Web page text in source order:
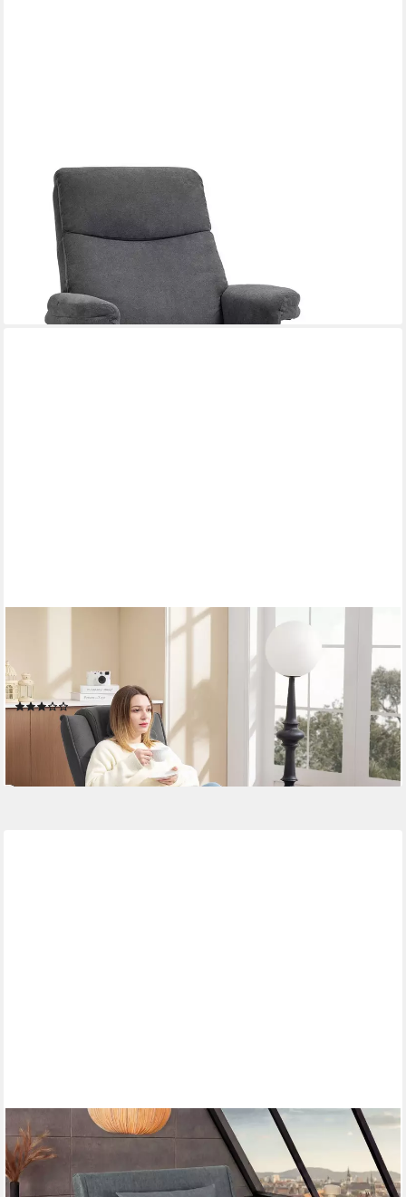
REDOM
Relaxsessel Fernsehsessel Relaxsessel mit Hocker und
Liegefunktion (2-St., Samtoptik, gepolsterter Liegesessel, bis
150 kg belastbar), Dunkelgrau Wohnzimmer Schlafzimmer
379,99 €
lieferbar - in 6-7 Werktagen bei dir
Relaxsessel mit Hocker Fernsehsessel mit Verstellbar
Rückenlehne (Relaxsessel mit Hocker, 2-St., TV-Sessel), mit
Samtoptik für Wohnzimmer, Dunkelgrau
(3)
188,90 € UVP 348,90 €
lieferbar - in 2-3 Werktagen bei dir
RIESS-AMBIENTE
Relaxsessel SMART MULTIFUNCTION 100cm grau- Samt,
Bettfunktion, mit Kissen (Einzelartikel, 1-St), ausziehbare
Schlafgelegenheit - ideal für Wohn- oder Gästezimmer